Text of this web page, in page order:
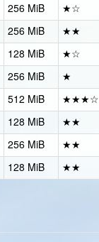
256 MiB ★☆
256 MiB ★★
128 MiB ★☆
256 MiB ★
512 MiB ★★★☆
128 MiB ★★
256 MiB ★★
128 MiB ★★